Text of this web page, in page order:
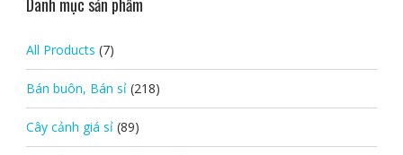
All Products (7)
Bán buôn, Bán sỉ (218)
Cây cảnh giá sỉ (89)